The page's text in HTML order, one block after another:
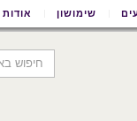
שימושון אודות